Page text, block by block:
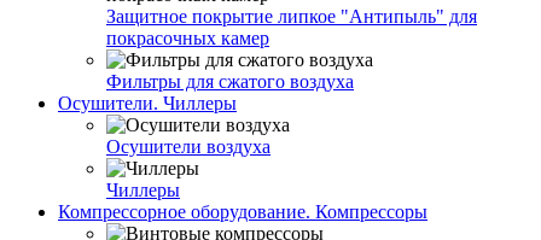
Защитное покрытие липкое "Антипыль" для
покрасочных камер
Фильтры для сжатого воздуха
Осушители. Чиллеры
Осушители воздуха
Чиллеры
Компрессорное оборудование. Компрессоры